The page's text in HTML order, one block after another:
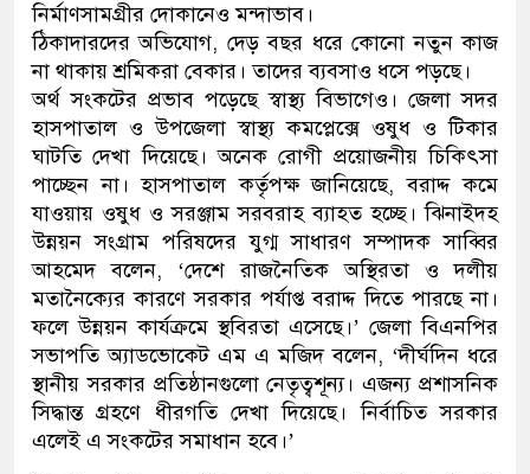
নির্মাণসামগ্রীর দোকানেও মন্দাভাব।
ঠিকাদারদের অভিযোগ, দেড় বছর ধরে কোনো নতুন কাজ
না থাকায় শ্রমিকরা বেকার। তাদের ব্যবসাও ধসে পড়ছে।
অর্থ সংকটের প্রভাব পড়েছে স্বাস্থ্য বিভাগেও। জেলা সদর
হাসপাতাল ও উপজেলা স্বাস্থ্য কমপ্লেক্সে ওষুধ ও টিকার
ঘাটতি দেখা দিয়েছে। অনেক রোগী প্রয়োজনীয় চিকিৎসা
পাচ্ছেন না। হাসপাতাল কর্তৃপক্ষ জানিয়েছে, বরাদ্দ কমে
যাওয়ায় ওষুধ ও সরঞ্জাম সরবরাহ ব্যাহত হচ্ছে। ঝিনাইদহ
উন্নয়ন সংগ্রাম পরিষদের যুগ্ম সাধারণ সম্পাদক সাব্বির
আহমেদ বলেন, ‘দেশে রাজনৈতিক অস্থিরতা ও দলীয়
মতানৈক্যের কারণে সরকার পর্যাপ্ত বরাদ্দ দিতে পারছে না।
ফলে উন্নয়ন কার্যক্রমে স্থবিরতা এসেছে।’ জেলা বিএনপির
সভাপতি অ্যাডভোকেট এম এ মজিদ বলেন, ‘দীর্ঘদিন ধরে
স্থানীয় সরকার প্রতিষ্ঠানগুলো নেতৃত্বশূন্য। এজন্য প্রশাসনিক
সিদ্ধান্ত গ্রহণে ধীরগতি দেখা দিয়েছে। নির্বাচিত সরকার
এলেই এ সংকটের সমাধান হবে।’